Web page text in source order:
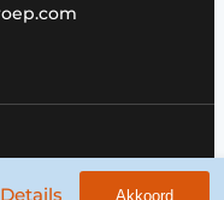
policy
Details Akkoord